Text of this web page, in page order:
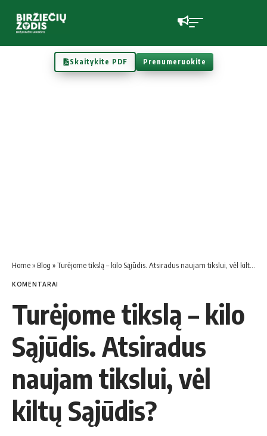
Skaitykite PDF Prenumeruokite
Home» Blog »Turėjome tikslą – kilo Sąjūdis. Atsiradus naujam tikslui, vėl kiltų Sąjūdis?
KOMENTARAI
Turėjome tikslą – kilo
Sąjūdis. Atsiradus
naujam tikslui, vėl
kiltų Sąjūdis?